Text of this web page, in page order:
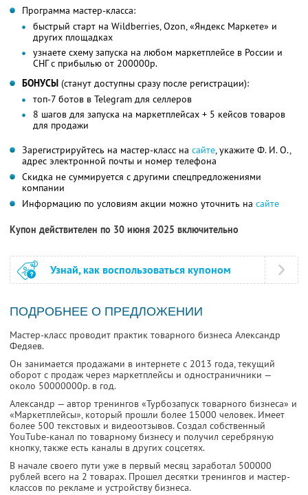
Программа мастер-класса:
быстрый старт на Wildberries, Ozon, «Яндекс Маркете» и
других площадках
узнаете схему запуска на любом маркетплейсе в России и
СНГ с прибылью от 200000р.
БОНУСЫ (станут доступны сразу после регистрации):
топ-7 ботов в Telegram для селлеров
8 шагов для запуска на маркетплейсах + 5 кейсов товаров
для продажи
Зарегистрируйтесь на мастер-класс на сайте, укажите Ф. И. О.,
адрес электронной почты и номер телефона
Скидка не суммируется с другими спецпредложениями
компании
Информацию по условиям акции можно уточнить на сайте
Купон действителен по 30 июня 2025 включительно
Узнай, как воспользоваться купоном
ПОДРОБНЕЕ О ПРЕДЛОЖЕНИИ
Мастер-класс проводит практик товарного бизнеса Александр
Федяев.
Он занимается продажами в интернете с 2013 года, текущий
оборот с продаж через маркетплейсы и одностраничники —
около 50000000р. в год.
Александр — автор тренингов «Турбозапуск товарного бизнеса» и
«Маркетплейсы», который прошли более 15000 человек. Имеет
более 500 текстовых и видеоотзывов. Создал собственный
YouTube-канал по товарному бизнесу и получил серебряную
кнопку, также есть каналы в других соцсетях.
В начале своего пути уже в первый месяц заработал 500000
рублей всего на 2 товарах. Прошел десятки тренингов и мастер-
классов по рекламе и устройству бизнеса.